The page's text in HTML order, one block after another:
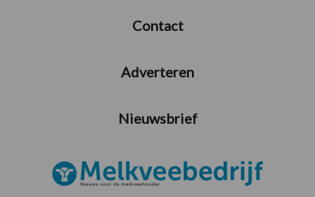
Contact
Adverteren
Nieuwsbrief